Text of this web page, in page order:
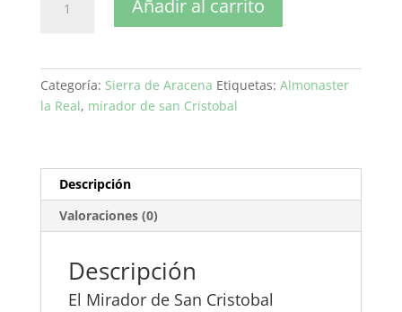
Mirador
Cristobal
cantidad
Añadir al carrito
Categoría: Sierra de Aracena Etiquetas: Almonaster
la Real, mirador de san Cristobal
Descripción
Valoraciones (0)
Descripción
El Mirador de San Cristobal